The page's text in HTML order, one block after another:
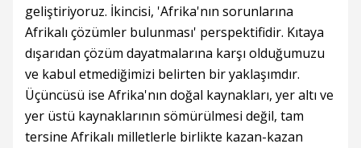
geliştiriyoruz. İkincisi, 'Afrika'nın sorunlarına
Afrikalı çözümler bulunması' perspektifidir. Kıtaya
dışarıdan çözüm dayatmalarına karşı olduğumuzu
ve kabul etmediğimizi belirten bir yaklaşımdır.
Üçüncüsü ise Afrika'nın doğal kaynakları, yer altı ve
yer üstü kaynaklarının sömürülmesi değil, tam
tersine Afrikalı milletlerle birlikte kazan-kazan